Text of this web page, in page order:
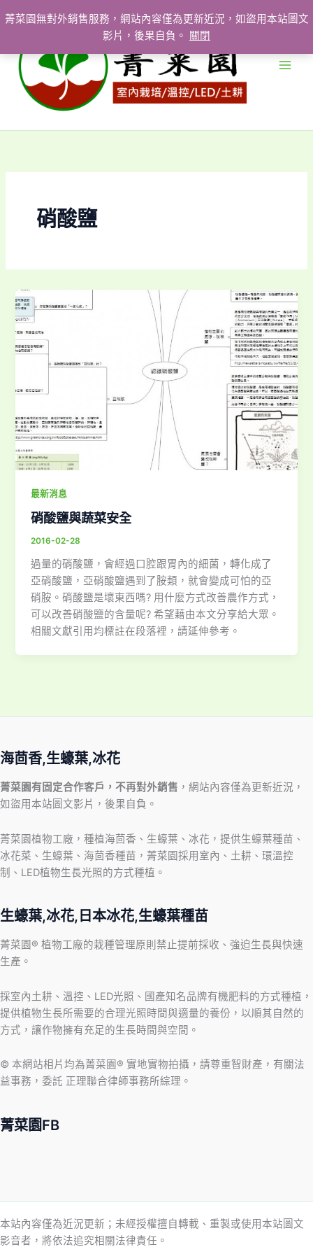
菁菜園無對外銷售服務，網站內容僅為更新近況，如盜用本站圖文
影片，後果自負。
關閉
至
要
硝酸鹽
最新消息
硝酸鹽與蔬菜安全
2016-02-28
過量的硝酸鹽，會經過口腔跟胃內的細菌，轉化成了
亞硝酸鹽，亞硝酸鹽遇到了胺類，就會變成可怕的亞
硝胺。硝酸鹽是壞東西嗎? 用什麼方式改善農作方式，
可以改善硝酸鹽的含量呢? 希望藉由本文分享給大眾。
相關文獻引用均標註在段落裡，請延伸參考。
海茴香,生蠔葉,冰花
菁菜園有固定合作客戶，不再對外銷售 ，網站內容僅為更新近況，
如盜用本站圖文影片，後果自負。
菁菜園植物工廠，種植海茴香、生蠔葉、冰花，提供生蠔葉種苗、
冰花菜、生蠔葉、海茴香種苗，菁菜園採用室內、土耕、環溫控
制、LED植物生長光照的方式種植。
生蠔葉,冰花,日本冰花,生蠔葉種苗
菁菜園® 植物工廠的栽種管理原則禁止提前採收、強迫生長與快速
生產。
採室內土耕、溫控、LED光照、國產知名品牌有機肥料的方式種植，
提供植物生長所需要的合理光照時間與適量的養份，以順其自然的
方式，讓作物擁有充足的生長時間與空間。
© 本網站相片均為菁菜園® 實地實物拍攝，請尊重智財產，有關法
益事務，委託 正理聯合律師事務所綜理。
菁菜園FB
本站內容僅為近況更新；未經授權擅自轉載、重製或使用本站圖文
影音者，將依法追究相關法律責任。